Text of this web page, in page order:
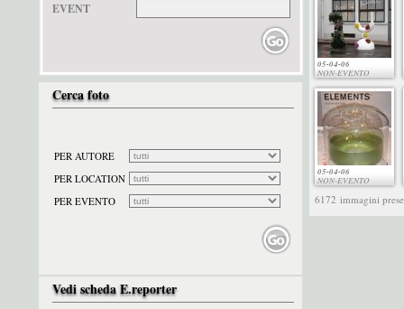
EVENT
Cerca foto
PER AUTORE
PER LOCATION
PER EVENTO
Vedi scheda E.reporter
05-04-06
NON-EVENTO
05-04-06
NON-EVENTO
6172 immagini